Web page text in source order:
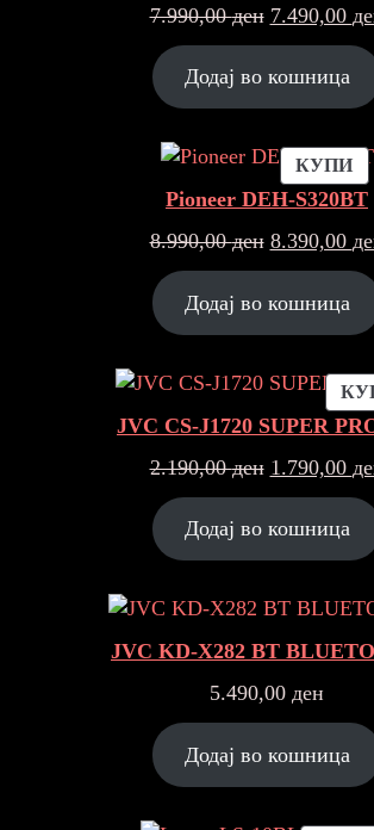
7.990,00ден Original
price
was:
7.990,00
7.490,00
Додај во кошница
КУПИ
НА
Pioneer DEH-S320BT
8.990,00ден Original
price
was:
8.990,00
8.390,00
Додај во кошница
JVC CS-J1720 SUPER
2.190,00ден Original
price
was:
2.190,00
1.790,00
Додај во кошница
JVC KD-X282 BT
5.490,00 ден
Додај во кошница